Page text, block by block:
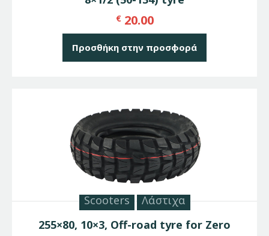
€ 20.00
Προσθήκη στην προσφορά
Scooters
Λάστιχα
255×80, 10×3, Off-road tyre for Zero